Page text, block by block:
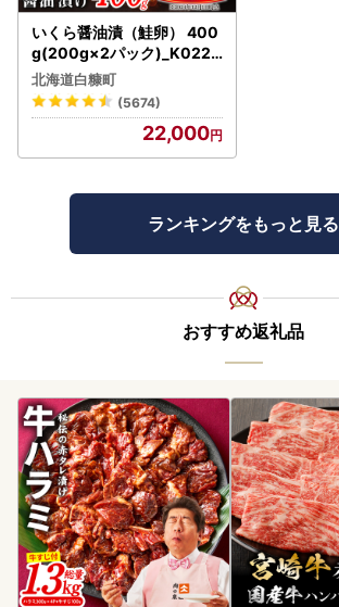
いくら醤油漬（鮭卵） 400
g(200g×2パック)_K022-
1676
北海道白糠町
(5674)
22,000
ランキングをもっと見る
おすすめ返礼品